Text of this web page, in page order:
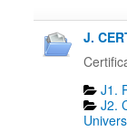
J.
J1.
J2.